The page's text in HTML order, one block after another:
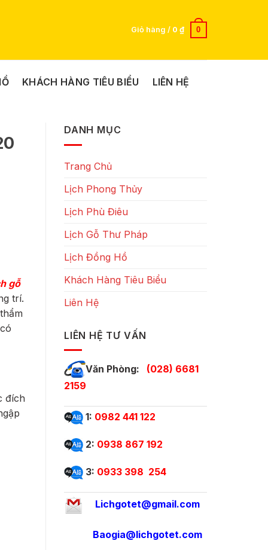
Giỏ hàng / 0 ₫ 0
KHÁCH HÀNG TIÊU BIỂU LIÊN HỆ
gỗ
trí.
đích
DANH MỤC
Trang Chủ
Lịch Phong Thủy
Lịch Phù Điêu
Lịch Gỗ Thư Pháp
Lịch Đồng Hồ
Khách Hàng Tiêu Biểu
Liên Hệ
LIÊN HỆ TƯ VẤN
Văn Phòng: (028) 6681
2159
1: 0982 441 122
2: 0938 867 192
3: 0933 398 254
Lichgotet@gmail.com
Baogia@lichgotet.com